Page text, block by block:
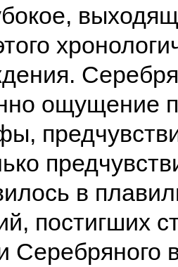
ощущение
в
постигших
Серебряного